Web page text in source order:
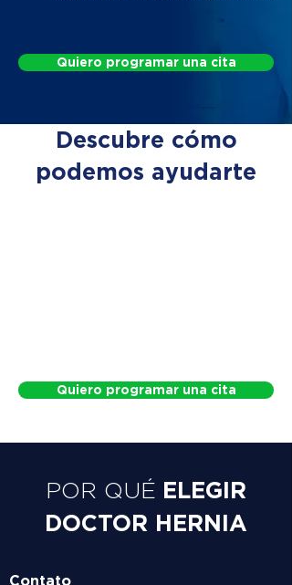
Quiero programar una cita
Descubre cómo
podemos ayudarte
Quiero programar una cita
POR QUÉ ELEGIR
DOCTOR HERNIA
Contato